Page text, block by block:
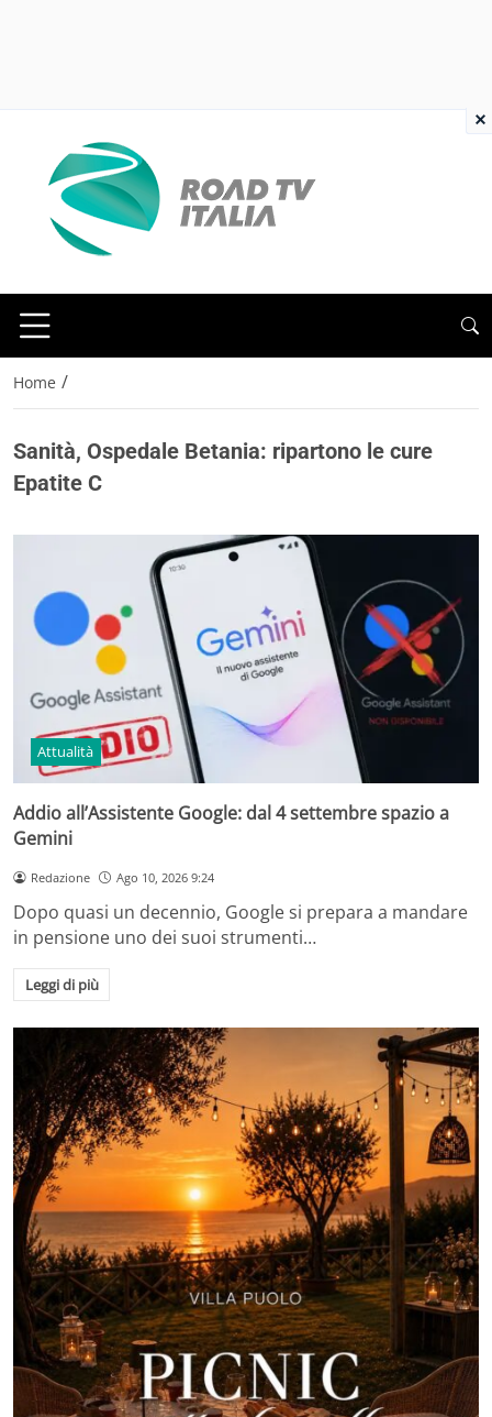
Home /
Sanità, Ospedale Betania: ripartono le cure
Epatite C
Attualità
Addio all’Assistente Google: dal 4 settembre spazio a
Gemini
Redazione Ago 10, 2026 9:24
Dopo quasi un decennio, Google si prepara a mandare
in pensione uno dei suoi strumenti…
Leggi di più
×